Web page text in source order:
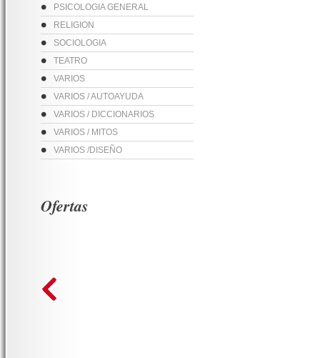
PSICOLOGIA GENERAL
RELIGION
SOCIOLOGIA
TEATRO
VARIOS
VARIOS / AUTOAYUDA
VARIOS / DICCIONARIOS
VARIOS / MITOS
VARIOS /DISEÑO
Ofertas